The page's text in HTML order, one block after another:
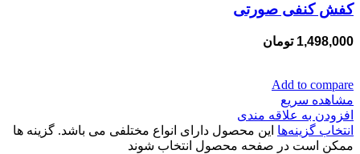
کفش کنفی صورتی
1,498,000 تومان
Add to compare
مشاهده سریع
افزودن به علاقه مندی
انتخاب گزینه‌ها این محصول دارای انواع مختلفی می باشد. گزینه ها
ممکن است در صفحه محصول انتخاب شوند